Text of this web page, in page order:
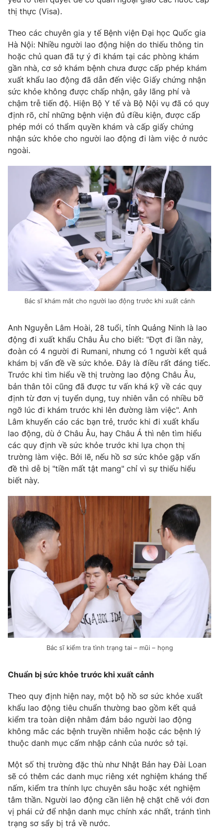
Khán giả
Giải sao mai
Âm nhạc
Du lịch
Làm đẹp
Chất lượng cuộc sống
Tuyển sinh
Học trực tuyến
Công nghệ
Hitech Công nghệ tương lai
Sản phẩm
Thị trường
Tư vấn
Giao lưu trực tuyến
Lịch phát sóng
Chuyên mục khác
Photo Infographic
Video Shorts video
VTV Thể thao
VTV Sức khoẻ Bất động sản
Thị trường 24h Tấm lòng Việt
VTV4 Vươn mình bằng AI
VTV9 VTV8
Liên hệ tòa soạn English
THỜI BÁO VTV
Theo dõi báo trên
Cơ quan chủ quản:
Đài Truyền hình Việt Nam
Cơ quan báo chí:
Giấy phép hoạt động báo in và báo điện tử số 483/GP-BTTTT
cấp ngày 29/12/2023
Tổng Biên tập:
Vũ Thanh Thủy
Phó Tổng Biên tập:
Nguyễn Thị Mỹ Hạnh, Phạm Quốc Thắng,
Nguyễn Trọng Ninh
Tổng đài VTV:
024.38 355 931 - 024.38 355 932
Ðiện thoại Thời báo VTV:024.66 897 897
toasoan@vtv.vn
® Cấm sao chép dưới mọi hình thức nếu không có sự chấp
thuận bằng văn bản. Ghi rõ nguồn VTV.vn khi phát hành lại
thông tin từ website này.
thị thực (Visa).
Theo các chuyên gia y tế Bệnh viện Đại học Quốc gia
Hà Nội: Nhiều người lao động hiện do thiếu thông tin
hoặc chủ quan đã tự ý đi khám tại các phòng khám
gần nhà, cơ sở khám bệnh chưa được cấp phép khám
xuất khẩu lao động đã dẫn đến việc Giấy chứng nhận
sức khỏe không được chấp nhận, gây lãng phí và
chậm trễ tiến độ. Hiện Bộ Y tế và Bộ Nội vụ đã có quy
định rõ, chỉ những bệnh viện đủ điều kiện, được cấp
phép mới có thẩm quyền khám và cấp giấy chứng
nhận sức khỏe cho người lao động đi làm việc ở nước
ngoài.
Bác sĩ khám mắt cho người lao động trước khi xuất cảnh
Anh Nguyễn Lâm Hoài, 28 tuổi, tỉnh Quảng Ninh là lao
động đi xuất khẩu Châu Âu cho biết: "Đợt đi lần này,
đoàn có 4 người đi Rumani, nhưng có 1 người kết quả
khám bị vấn đề về sức khỏe. Đây là điều rất đáng tiếc.
Trước khi tìm hiểu về thị trường lao động Châu Âu,
bản thân tôi cũng đã được tư vấn khá kỹ về các quy
định từ đơn vị tuyển dụng, tuy nhiên vẫn có nhiều bỡ
ngỡ lúc đi khám trước khi lên đường làm việc". Anh
Lâm khuyến cáo các bạn trẻ, trước khi đi xuất khẩu
lao động, dù ở Châu Âu, hay Châu Á thì nên tìm hiểu
các quy định về sức khỏe trước khi lựa chọn thị
trường làm việc. Bởi lẽ, nếu hồ sơ sức khỏe gặp vấn
đề thì dễ bị "tiền mất tật mang" chỉ vì sự thiếu hiểu
biết này.
Bác sĩ kiểm tra tình trạng tai – mũi – họng
Chuẩn bị sức khỏe trước khi xuất cảnh
Theo quy định hiện nay, một bộ hồ sơ sức khỏe xuất
khẩu lao động tiêu chuẩn thường bao gồm kết quả
kiểm tra toàn diện nhằm đảm bảo người lao động
không mắc các bệnh truyền nhiễm hoặc các bệnh lý
thuộc danh mục cấm nhập cảnh của nước sở tại.
Một số thị trường đặc thù như Nhật Bản hay Đài Loan
sẽ có thêm các danh mục riêng xét nghiệm kháng thể
nấm, kiểm tra thính lực chuyên sâu hoặc xét nghiệm
tâm thần. Người lao động cần liên hệ chặt chẽ với đơn
vị phái cử để nhận danh mục chính xác nhất, tránh tình
trạng sơ sẩy bị trả về nước.